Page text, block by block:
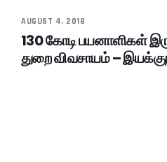
AUGUST 4, 2018
130 கோடி பயனாளிகள்
துறை விவசாயம் –